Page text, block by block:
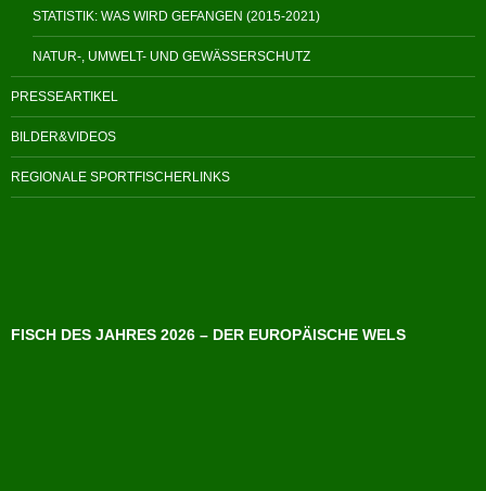
STATISTIK: WAS WIRD GEFANGEN (2015-2021)
NATUR-, UMWELT- UND GEWÄSSERSCHUTZ
PRESSEARTIKEL
BILDER&VIDEOS
REGIONALE SPORTFISCHERLINKS
FISCH DES JAHRES 2026 – DER EUROPÄISCHE WELS